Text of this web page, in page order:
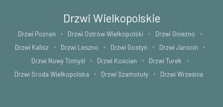
Drzwi Wielkopolskie
Drzwi Poznań Drzwi Ostrów Wielkopolski
Drzwi Gniezno
Drzwi Kalisz
Drzwi Leszno Drzwi Gostyń
Drzwi Jarocin
Drzwi Nowy Tomyśl
Drzwi Kościan
Drzwi Turek
Drzwi Środa Wielkopolska
Drzwi Szamotuły Drzwi Września